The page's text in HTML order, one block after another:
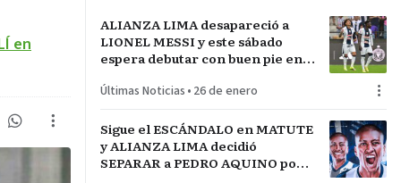
en
ALIANZA LIMA desapareció a
LIONEL MESSI y este sábado
espera debutar con buen pie en
Últimas Noticias • 26 de enero
Sigue el ESCÁNDALO en MATUTE
y ALIANZA LIMA decidió
SEPARAR a PEDRO AQUINO por